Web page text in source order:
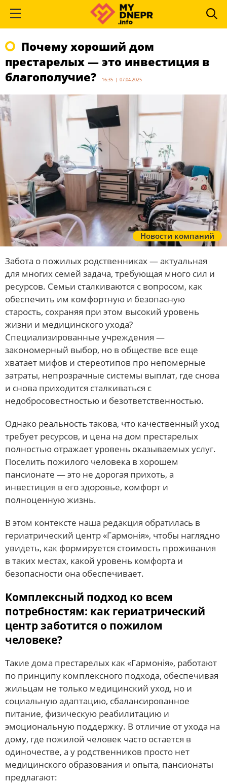
Почему хороший дом
престарелых — это инвестиция в
благополучие?
16:35 | 07.04.2025
Новости компаний
Забота о пожилых родственниках — актуальная
для многих семей задача, требующая много сил и
ресурсов. Семьи сталкиваются с вопросом, как
обеспечить им комфортную и безопасную
старость, сохраняя при этом высокий уровень
жизни и медицинского ухода?
Специализированные учреждения —
закономерный выбор, но в обществе все еще
хватает мифов и стереотипов про непомерные
затраты, непрозрачные системы выплат, где снова
и снова приходится сталкиваться с
недобросовестностью и безответственностью.
Однако реальность такова, что качественный уход
требует ресурсов, и цена на дом престарелых
полностью отражает уровень оказываемых услуг.
Поселить пожилого человека в хорошем
пансионате — это не дорогая прихоть, а
инвестиция в его здоровье, комфорт и
полноценную жизнь.
В этом контексте наша редакция обратилась в
гериатрический центр «Гармонія», чтобы наглядно
увидеть, как формируется стоимость проживания
в таких местах, какой уровень комфорта и
безопасности она обеспечивает.
Комплексный подход ко всем
потребностям: как гериатрический
центр заботится о пожилом
человеке?
Такие дома престарелых как «Гармонія», работают
по принципу комплексного подхода, обеспечивая
жильцам не только медицинский уход, но и
социальную адаптацию, сбалансированное
питание, физическую реабилитацию и
эмоциональную поддержку. В отличие от ухода на
дому, где пожилой человек часто остается в
одиночестве, а у родственников просто нет
медицинского образования и опыта, пансионаты
предлагают: